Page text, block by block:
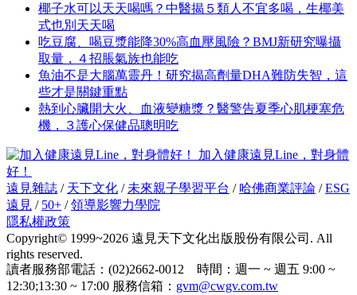
椰子水可以天天喝嗎？中醫揭５類人不宜多喝，生椰美
式也別天天喝
吃豆腐、喝豆漿能降30%高血壓風險？BMJ新研究曝攝
取量，４招脹氣族也能吃
魚油不是大腦萬靈丹！研究揭高劑量DHA難防失智，這
些才是關鍵重點
熱到心臟開大火、血液變糖漿？醫警告夏季心肌梗塞危
機，３護心保健品聰明吃
加入健康遠見Line，對身體
好！
遠見雜誌 / 天下文化 / 未來親子學習平台 / 哈佛商業評論 /ESG
遠見 / 50+ /領導影響力學院
隱私權政策
Copyright© 1999~2026 遠見天下文化出版股份有限公司. All
rights reserved.
讀者服務部電話：(02)2662-0012 時間：週一 ~ 週五 9:00 ~
12:30;13:30 ~ 17:00 服務信箱： gvm@cwgv.com.tw